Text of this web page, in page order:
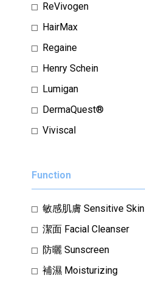
ReVivogen
HairMax
Regaine
Henry Schein
Lumigan
DermaQuest®
Viviscal
Function
敏感肌膚 Sensitive Skin
潔面 Facial Cleanser
防曬 Sunscreen
補濕 Moisturizing